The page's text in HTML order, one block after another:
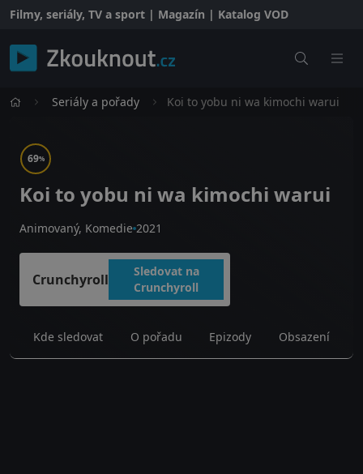
Filmy, seriály, TV a sport | Magazín | Katalog VOD
Seriály a pořady Koi to yobu ni wa kimochi warui
69%
Koi to yobu ni wa kimochi warui
Animovaný, Komedie 2021
Crunchyroll
Sledovat na
Crunchyroll
Kde sledovat O pořadu Epizody Obsazení